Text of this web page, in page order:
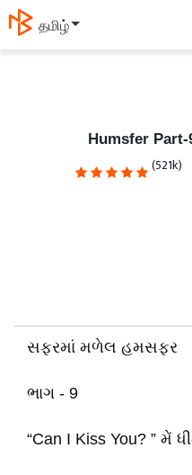
தமிழ்
Humsfer
(521k)
સફરમાં મળેલ હમસફર
ભાગ - 9
“Can I Kiss You? ” મેં